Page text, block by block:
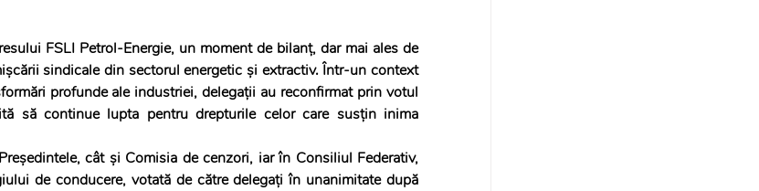
FSLI Petrol-Energie, un moment de bilanț, dar mai ales de
sindicale din sectorul energetic și extractiv. Într-un context
profunde ale industriei, delegații au reconfirmat prin votul
să continue lupta pentru drepturile celor care susțin inima
cât și Comisia de cenzori, iar în Consiliul Federativ,
de conducere, votată de către delegați în unanimitate după